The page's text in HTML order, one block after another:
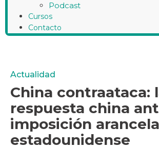
Podcast
Cursos
Contacto
Actualidad
China contraataca:
respuesta china
imposición
estadounidense